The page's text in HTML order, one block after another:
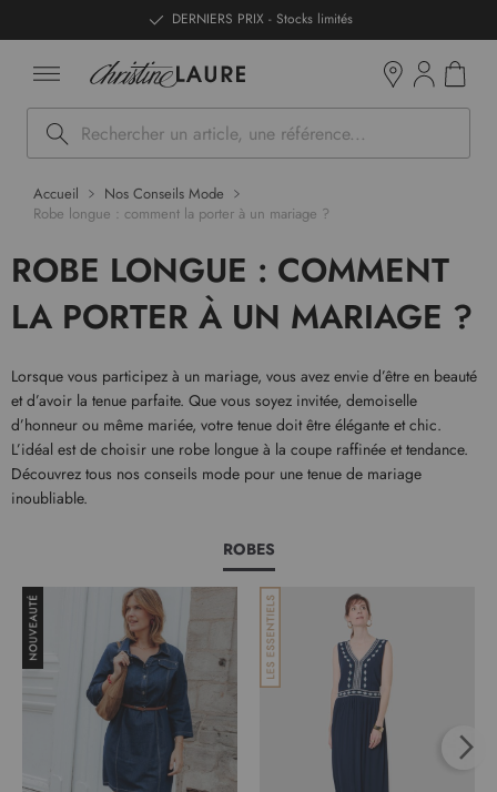
DERNIERS PRIX - Stocks limités
Rechercher
Accueil
Nos Conseils Mode
Robe longue : comment la porter à un mariage ?
ROBE LONGUE : COMMENT
LA PORTER À UN MARIAGE ?
Lorsque vous participez à un mariage, vous avez envie d’être en beauté
et d’avoir la tenue parfaite. Que vous soyez invitée, demoiselle
d’honneur ou même mariée, votre tenue doit être élégante et chic.
L’idéal est de choisir une robe longue à la coupe raffinée et tendance.
Découvrez tous nos conseils mode pour une tenue de mariage
inoubliable.
ROBES